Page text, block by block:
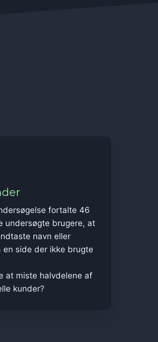
fortalte 46
undersøgte brugere, at
navn eller
en side der ikke brugte
at miste halvdelene af
kunder?